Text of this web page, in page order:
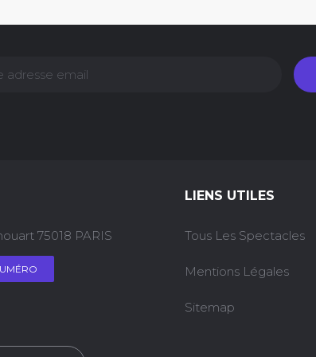
75018 PARIS
LIENS UTILES
Tous Les Spectacles
Mentions Légales
Sitemap